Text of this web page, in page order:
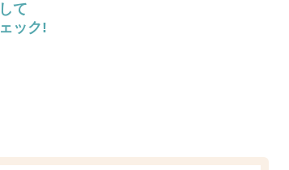
て
ック!